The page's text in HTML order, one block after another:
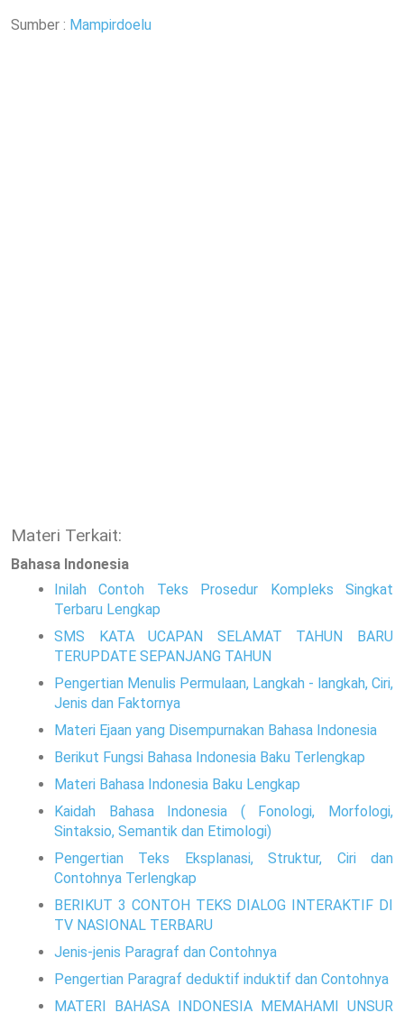
Sumber : Mampirdoelu
Materi Terkait:
Bahasa Indonesia
Inilah Contoh Teks Prosedur Kompleks Singkat
Terbaru Lengkap
SMS KATA UCAPAN SELAMAT TAHUN BARU
TERUPDATE SEPANJANG TAHUN
Pengertian Menulis Permulaan, Langkah - langkah, Ciri,
Jenis dan Faktornya
Materi Ejaan yang Disempurnakan Bahasa Indonesia
Berikut Fungsi Bahasa Indonesia Baku Terlengkap
Materi Bahasa Indonesia Baku Lengkap
Kaidah Bahasa Indonesia ( Fonologi, Morfologi,
Sintaksio, Semantik dan Etimologi)
Pengertian Teks Eksplanasi, Struktur, Ciri dan
Contohnya Terlengkap
BERIKUT 3 CONTOH TEKS DIALOG INTERAKTIF DI
TV NASIONAL TERBARU
Jenis-jenis Paragraf dan Contohnya
Pengertian Paragraf deduktif induktif dan Contohnya
MATERI BAHASA INDONESIA MEMAHAMI UNSUR